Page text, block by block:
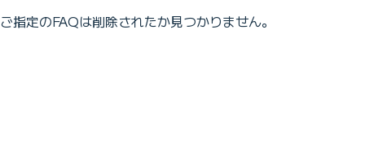
ご指定のFAQは削除されたか見つかりません。